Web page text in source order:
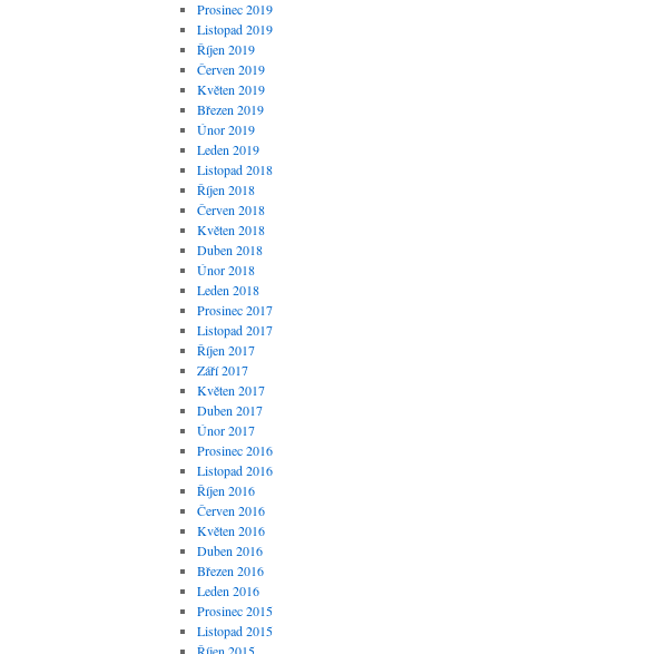
Prosinec 2019
Listopad 2019
Říjen 2019
Červen 2019
Květen 2019
Březen 2019
Únor 2019
Leden 2019
Listopad 2018
Říjen 2018
Červen 2018
Květen 2018
Duben 2018
Únor 2018
Leden 2018
Prosinec 2017
Listopad 2017
Říjen 2017
Září 2017
Květen 2017
Duben 2017
Únor 2017
Prosinec 2016
Listopad 2016
Říjen 2016
Červen 2016
Květen 2016
Duben 2016
Březen 2016
Leden 2016
Prosinec 2015
Listopad 2015